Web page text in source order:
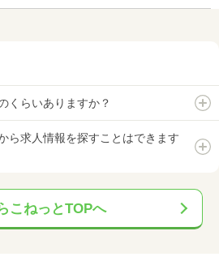
くらいありますか？
ら求人情報を探すことはできます
こねっとTOPへ